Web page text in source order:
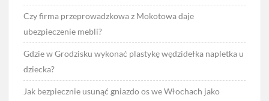
Czy firma przeprowadzkowa z Mokotowa daje
ubezpieczenie mebli?
Gdzie w Grodzisku wykonać plastykę wędzidełka napletka u
dziecka?
Jak bezpiecznie usunąć gniazdo os we Włochach jako